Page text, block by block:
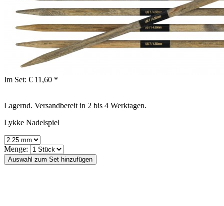
Im Set: € 11,60 *
Lagernd. Versandbereit in 2 bis 4 Werktagen.
Lykke Nadelspiel
Menge: